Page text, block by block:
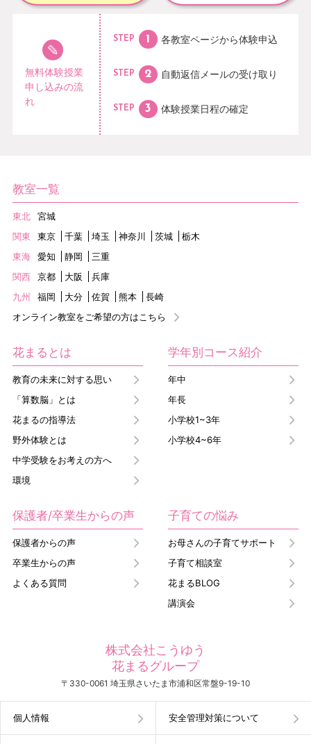
無料体験授業
申し込みの流
れ
STEP 各教室ページから体験申込
STEP 自動返信メールの受け取り
STEP 体験授業日程の確定
教室一覧
東北
宮城
関東
東京 千葉 埼玉 神奈川 茨城
栃木
東海
愛知 静岡
三重
関西
京都 大阪
兵庫
九州
福岡 大分 佐賀 熊本
長崎
オンライン教室をご希望の方はこちら
花まるとは
教育の未来に対する思い
「算数脳」とは
花まるの指導法
野外体験とは
中学受験をお考えの方へ
環境
学年別コース紹介
年中
年長
小学校1~3年
小学校4~6年
保護者/卒業生からの声
保護者からの声
卒業生からの声
よくある質問
子育ての悩み
お母さんの子育てサポート
子育て相談室
花まるBLOG
講演会
株式会社こうゆう
花まるグループ
〒330-0061 埼玉県さいたま市浦和区常盤9-19-10
個人情報 安全管理対策について